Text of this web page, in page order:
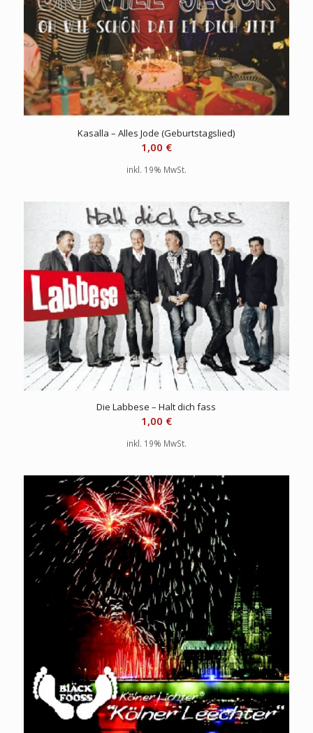
Kasalla – Alles Jode (Geburtstagslied)
1,00 €
inkl. 19% MwSt.
Die Labbese – Halt dich fass
1,00 €
inkl. 19% MwSt.